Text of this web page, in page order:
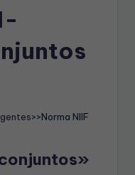
>>Norma NIIF